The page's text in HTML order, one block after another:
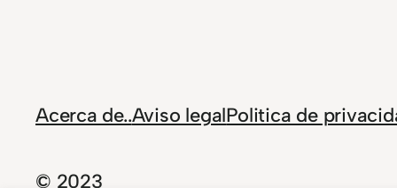
Acerca de..Aviso legalPolitica de
© 2023